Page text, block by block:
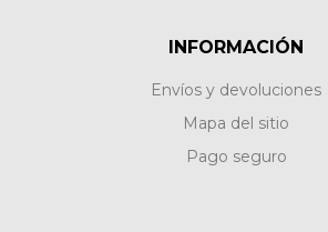
INFORMACIÓN
Envíos y devoluciones
Mapa del sitio
Pago seguro